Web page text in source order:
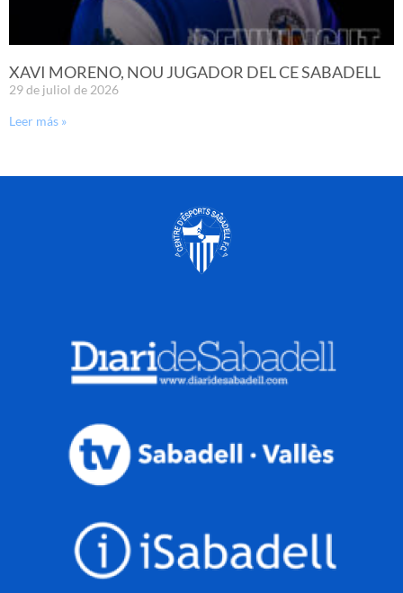
XAVI MORENO, NOU JUGADOR DEL CE SABADELL
29 de juliol de 2026
Leer más »